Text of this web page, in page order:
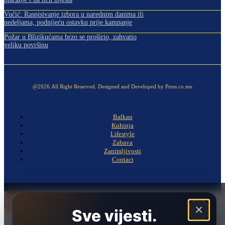
Vučić: Raspisivanje izbora u narednim danima ili
nedeljama, podnijeću ostavku prije kampanje
Požar u Blizikućama brzo se proširio, zahvatio
veliku površinu
@2026.All Right Reserved. Designed and Developed by Press.co.me
Balkan
Kuhinja
Lifestyle
Zabava
Zanimljivosti
Contact
×
Sve vijesti.